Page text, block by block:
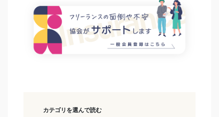
カテゴリを選んで読む